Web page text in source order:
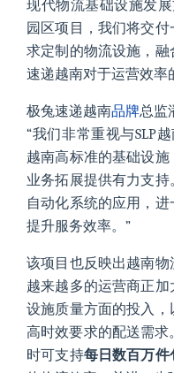
现代物流基础设施发
园区项目，我们将交
求定制的物流设施，
速递越南对于运营效率
极兔速递越南品牌总监
“我们非常重视与SLP
越南高标准的基础设
业务拓展提供有力支
自动化系统的应用，
提升服务效率。”
该项目也反映出越南物
越来越多的运营商正
设施质量方面的投入
高时效要求的配送需
时可支持每日数百万件